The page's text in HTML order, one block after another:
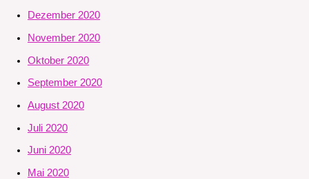
Dezember 2020
November 2020
Oktober 2020
September 2020
August 2020
Juli 2020
Juni 2020
Mai 2020